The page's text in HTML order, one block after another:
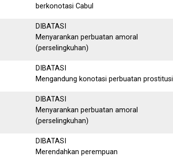
berkonotasi Cabul
DIBATASI
Menyarankan perbuatan amoral
(perselingkuhan)
DIBATASI
Mengandung konotasi perbuatan prostitusi
DIBATASI
Menyarankan perbuatan amoral
(perselingkuhan)
DIBATASI
Merendahkan perempuan